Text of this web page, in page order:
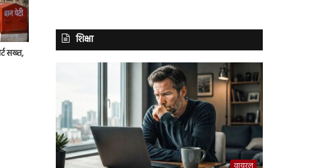
सख्त,
शिक्षा